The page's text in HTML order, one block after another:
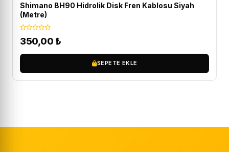
Shimano BH90 Hidrolik Disk Fren Kablosu Siyah
(Metre)
350,00 ₺
SEPETE EKLE